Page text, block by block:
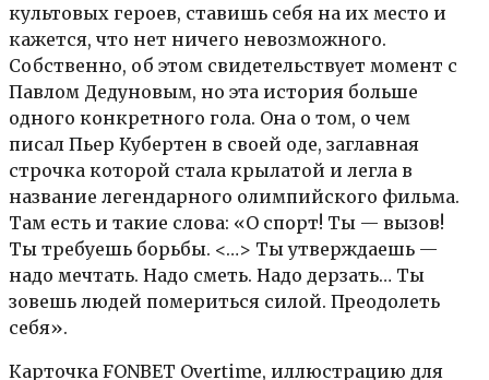
культовых героев, ставишь себя на их место и
кажется, что нет ничего невозможного.
Собственно, об этом свидетельствует момент с
Павлом Дедуновым, но эта история больше
одного конкретного гола. Она о том, о чем
писал Пьер Кубертен в своей оде, заглавная
строчка которой стала крылатой и легла в
название легендарного олимпийского фильма.
Там есть и такие слова: «О спорт! Ты — вызов!
Ты требуешь борьбы. <…> Ты утверждаешь —
надо мечтать. Надо сметь. Надо дерзать… Ты
зовешь людей помериться силой. Преодолеть
себя».
Карточка FONBET Overtime, иллюстрацию для